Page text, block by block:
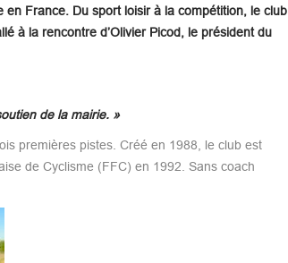
France. Du sport loisir à la compétition, le club
à la rencontre d’Olivier Picod, le président du
de la mairie. »
premières pistes. Créé en 1988, le club est
de Cyclisme (FFC) en 1992. Sans coach